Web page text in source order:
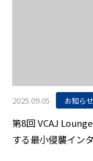
2025.09.05 お知らせ
第8回 VCAJ
する最小侵襲イン